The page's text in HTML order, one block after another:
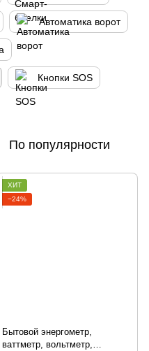
Автоматика ворот
Кнопки SOS
По популярности
ХИТ
−24%
Бытовой энергометр,
ваттметр, вольтметр,